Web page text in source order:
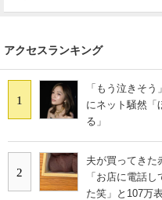
アクセスランキング
1
「もう泣きそ
にネット騒然「
る」
2
夫が買ってき
「お店に電話
た笑」と107万